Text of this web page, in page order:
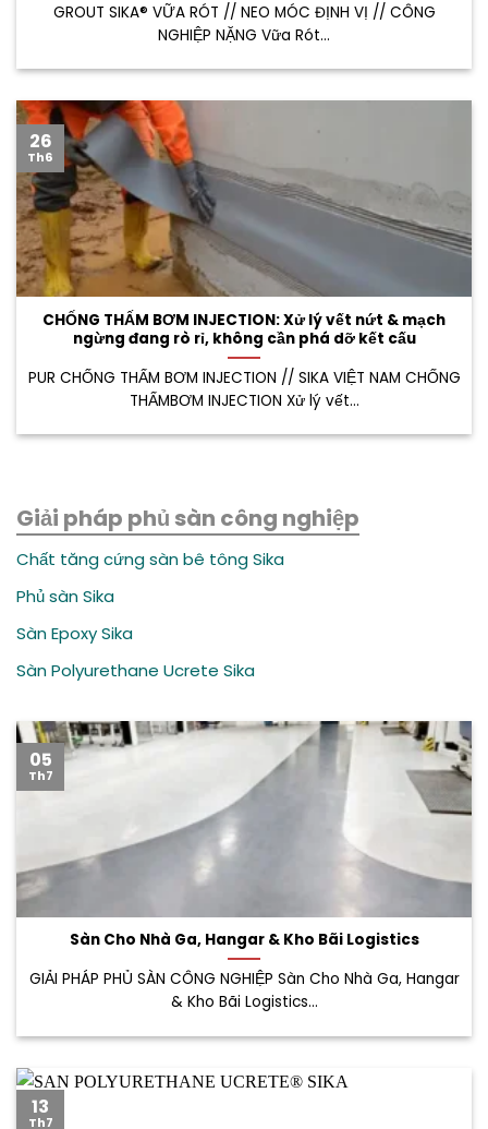
GROUT SIKA® VỮA RÓT // NEO MÓC ĐỊNH VỊ // CÔNG
NGHIỆP NẶNG Vữa Rót...
CHỐNG THẤM BƠM INJECTION: Xử lý vết nứt & mạch
ngừng đang rò rỉ, không cần phá dỡ kết cấu
PUR CHỐNG THẤM BƠM INJECTION // SIKA VIỆT NAM CHỐNG
THẤMBƠM INJECTION Xử lý vết...
26
Th6
Giải pháp phủ sàn công nghiệp
Chất tăng cứng sàn bê tông Sika
Phủ sàn Sika
Sàn Epoxy Sika
Sàn Polyurethane Ucrete Sika
Sàn Cho Nhà Ga, Hangar & Kho Bãi Logistics
GIẢI PHÁP PHỦ SÀN CÔNG NGHIỆP Sàn Cho Nhà Ga, Hangar
& Kho Bãi Logistics...
05
Th7
13
Th7